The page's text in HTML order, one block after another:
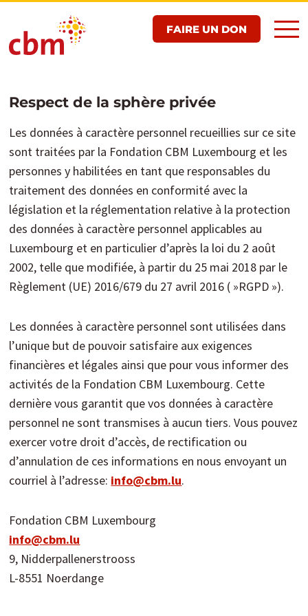
Aller
auFAIRE UN DON
Respect de la sphère privée
Les données à caractère personnel recueillies sur ce site
sont traitées par la Fondation CBM Luxembourg et les
personnes y habilitées en tant que responsables du
traitement des données en conformité avec la
législation et la réglementation relative à la protection
des données à caractère personnel applicables au
Luxembourg et en particulier d’après la loi du 2 août
2002, telle que modifiée, à partir du 25 mai 2018 par le
Règlement (UE) 2016/679 du 27 avril 2016 ( »RGPD »).
Les données à caractère personnel sont utilisées dans
l’unique but de pouvoir satisfaire aux exigences
financières et légales ainsi que pour vous informer des
activités de la Fondation CBM Luxembourg. Cette
dernière vous garantit que vos données à caractère
personnel ne sont transmises à aucun tiers. Vous pouvez
exercer votre droit d’accès, de rectification ou
d’annulation de ces informations en nous envoyant un
courriel à l’adresse: info@cbm.lu.
Fondation CBM Luxembourg
info@cbm.lu
9, Nidderpallenerstrooss
L-8551 Noerdange